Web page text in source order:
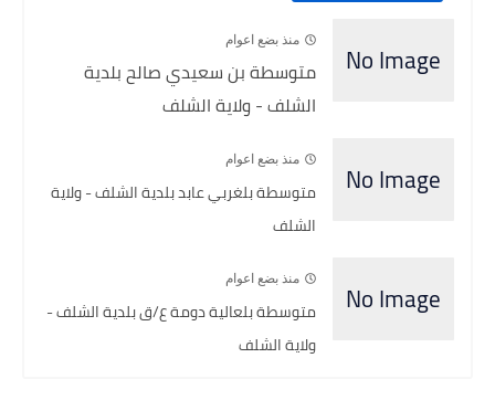
منذ بضع اعوام
متوسطة بن سعيدي صالح بلدية
الشلف - ولاية الشلف
منذ بضع اعوام
متوسطة بلغربي عابد بلدية الشلف - ولاية
الشلف
منذ بضع اعوام
متوسطة بلعالية دومة ع/ق بلدية الشلف -
ولاية الشلف